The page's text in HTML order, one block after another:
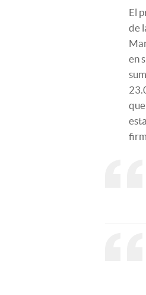
El
de
en